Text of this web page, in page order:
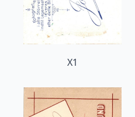
X1